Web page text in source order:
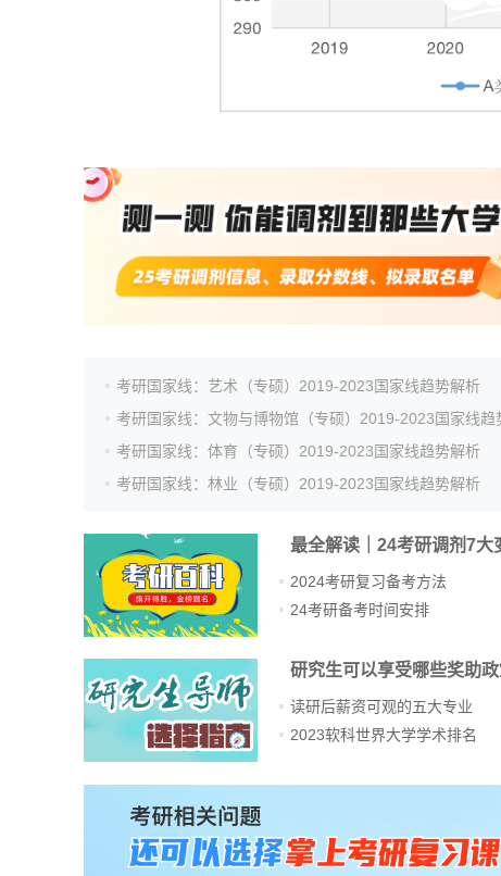
考研国家线：艺术（专硕）2019-2023国家线趋势解析
考研国家线：体育（专硕）2019-2023国家线趋势解析
考研国家线：林业（专硕）2019-2023国家线趋势解析
最全解读｜24考研调剂7大
2024考研复习备考方法
24考研备考时间安排
研究生可以享受哪些奖助
读研后薪资可观的五大专业
2023软科世界大学学术排名